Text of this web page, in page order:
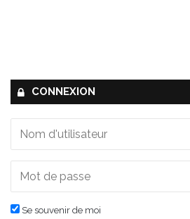
CONNEXION
Se souvenir de moi